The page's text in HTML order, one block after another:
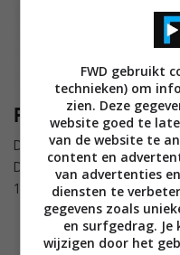
Prijs en
De Lenovo Smart Display
De 8″-versie krijgt een
10″-model 249 dollar gaat
FWD gebruikt
technieken) om
zien. Deze
website goed te
van de website te
content en
van advertenties
diensten te
gegevens zoals
en surfgedrag.
wijzigen door het